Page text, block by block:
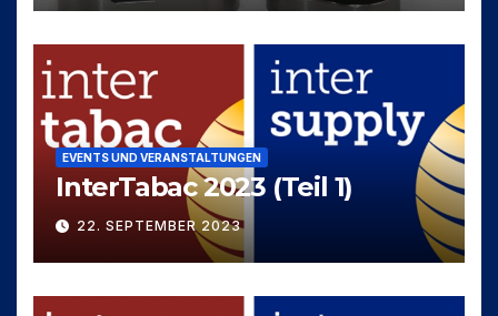
EVENTS UND VERANSTALTUNGEN
InterTabac 2023 (Teil 1)
22. SEPTEMBER 2023